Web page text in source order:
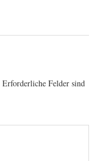
Erforderliche Felder sind